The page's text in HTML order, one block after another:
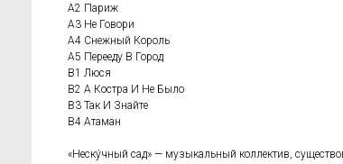
A2 Париж
A3 Не Говори
A4 Снежный Король
A5 Перееду В Город
B1 Люся
B2 А Костра И Не Было
B3 Так И Знайте
B4 Атаман
«Неску́чный сад» — музыкальный коллектив,